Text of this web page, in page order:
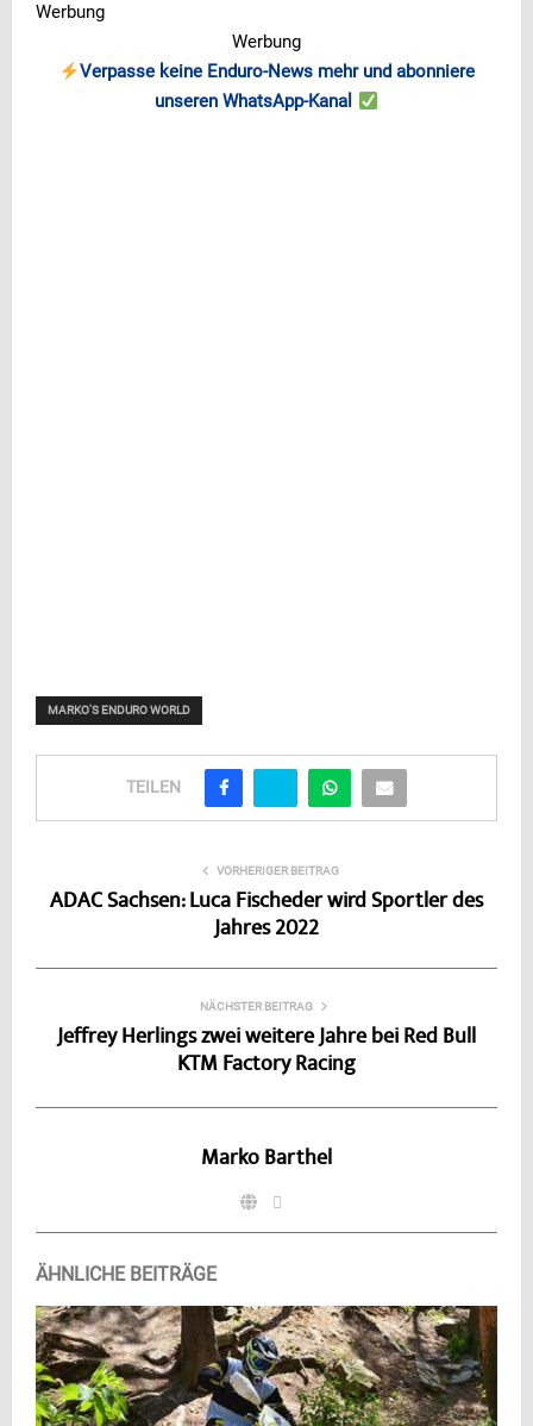
Werbung
Werbung
Verpasse keine Enduro-News mehr und abonniere
unseren WhatsApp-Kanal
MARKO'S ENDURO WORLD
TEILEN
VORHERIGER BEITRAG
ADAC Sachsen: Luca Fischeder wird Sportler des
Jahres 2022
NÄCHSTER BEITRAG
Jeffrey Herlings zwei weitere Jahre bei Red Bull
KTM Factory Racing
Marko Barthel
ÄHNLICHE BEITRÄGE